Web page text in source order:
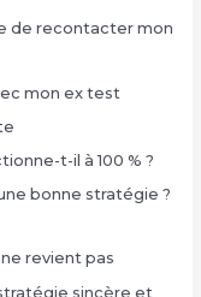
de recontacter mon
mon ex test
t-il à 100 % ?
bonne stratégie ?
revient pas
sincère et